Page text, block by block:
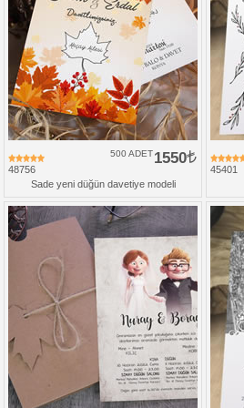
48756
1550
500 ADET
Sade yeni düğün davetiye modeli
45401